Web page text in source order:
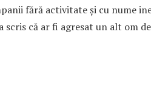
fără activitate și cu nume
scris că ar fi agresat un alt om